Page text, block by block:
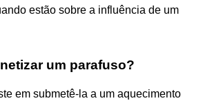
estão sobre a influência de um
um parafuso?
em submetê-la a um aquecimento